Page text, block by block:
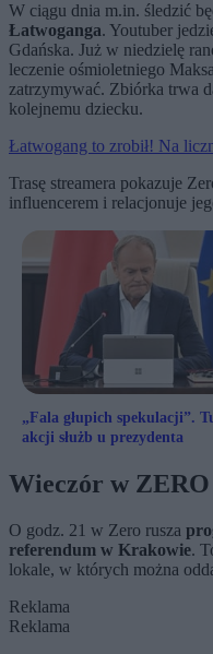
W ciągu dnia m.in. śledzić
Łatwoganga. Youtuber
Gdańska. Już w niedzielę
leczenie ośmioletniego
zatrzymywać. Zbiórka trwa
kolejnemu dziecku.
Łatwogang to zrobił! Na
Trasę streamera pokazuje
influencerem i relacjonuje
„Fala głupich spekulacji”.
akcji służb u prezydenta
Wieczór w ZERO
O godz. 21 w Zero rusza
referendum w Krakowie.
lokale, w których można
Reklama
Reklama